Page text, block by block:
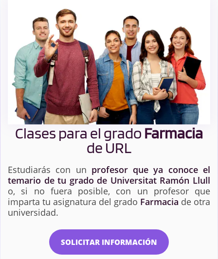
Clases para el grado Farmacia
de URL
Estudiarás con un profesor que ya conoce el
temario de tu grado de Universitat Ramón Llull
o, si no fuera posible, con un profesor que
imparta tu asignatura del grado Farmacia de otra
universidad.
SOLICITAR INFORMACIÓN